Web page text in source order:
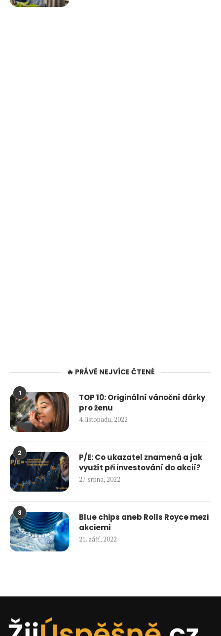
🔥 PRÁVĚ NEJVÍCE ČTENÉ
1
TOP 10: Originální vánoční dárky
pro ženu
4. listopadu, 2022
2
P/E: Co ukazatel znamená a jak
využít při investování do akcií?
27. srpna, 2022
3
Blue chips aneb Rolls Royce mezi
akciemi
21. září, 2022